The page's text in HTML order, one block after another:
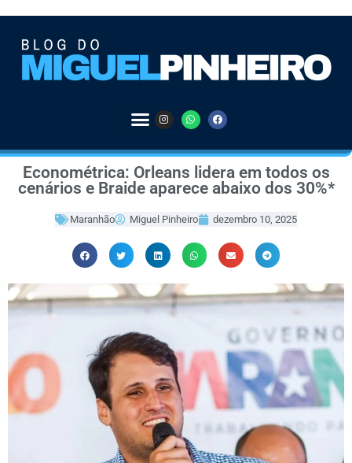
Econométrica: Orleans lidera em todos os
cenários e Braide aparece abaixo dos 30%*
Maranhão Miguel Pinheiro dezembro 10, 2025